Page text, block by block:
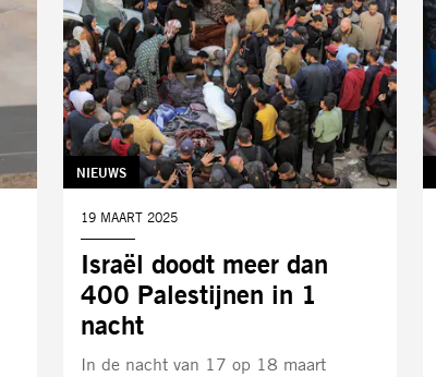
Israël doodt meer dan
400 Palestijnen in 1
nacht
TAG:
NIEUWS
DATUM:
19 MAART 2025
In de nacht van 17 op 18 maart